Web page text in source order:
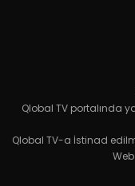
Qlobal TV portalında
Qlobal TV-a İstinad